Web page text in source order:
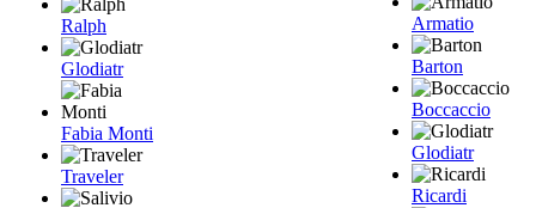
Ralph
Glodiatr
Fabia Monti
Traveler
Armatio
Barton
Boccaccio
Glodiatr
Ricardi